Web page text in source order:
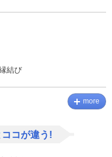
結び
more
コが違う!